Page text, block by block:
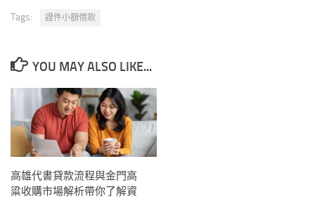
Tags: 證件小額借款
YOU MAY ALSO LIKE...
高雄代書貸款流程與金門高
粱收購市場解析帶你了解資